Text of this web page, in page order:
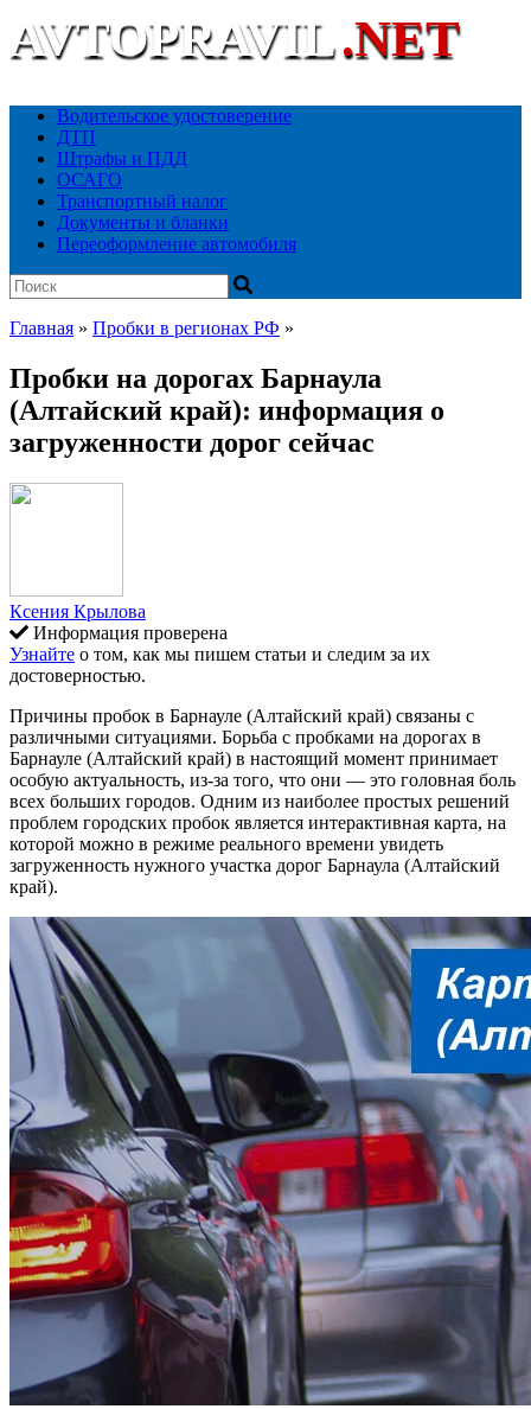
AVTOPRAVIL.NET
Водительское удостоверение
ДТП
Штрафы и ПДД
ОСАГО
Транспортный налог
Документы и бланки
Переоформление автомобиля
Главная » Пробки в регионах РФ »
Пробки на дорогах Барнаула
(Алтайский край): информация о
загруженности дорог сейчас
Ксения Крылова
Информация проверена
Узнайте о том, как мы пишем статьи и следим за их
достоверностью.
Причины пробок в Барнауле (Алтайский край) связаны с
различными ситуациями. Борьба с пробками на дорогах в
Барнауле (Алтайский край) в настоящий момент принимает
особую актуальность, из-за того, что они — это головная боль
всех больших городов. Одним из наиболее простых решений
проблем городских пробок является интерактивная карта, на
которой можно в режиме реального времени увидеть
загруженность нужного участка дорог Барнаула (Алтайский
край).